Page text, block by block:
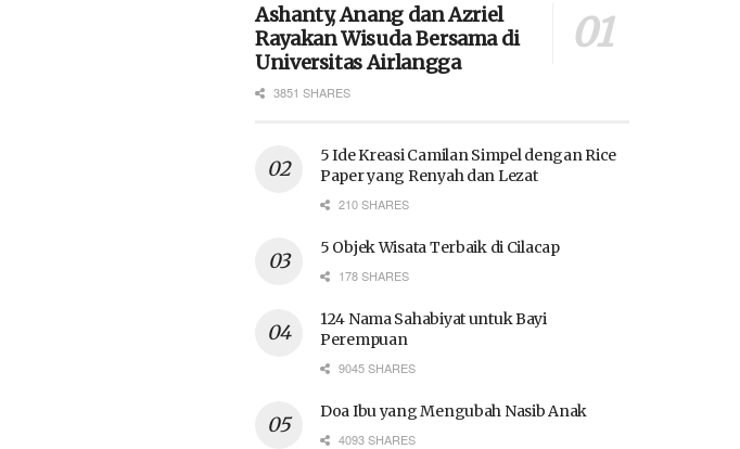
Ashanty, Anang dan Azriel
Rayakan Wisuda Bersama di
Universitas Airlangga
3851 SHARES
5 Ide Kreasi Camilan Simpel dengan Rice
Paper yang Renyah dan Lezat
210 SHARES
5 Objek Wisata Terbaik di Cilacap
178 SHARES
124 Nama Sahabiyat untuk Bayi
Perempuan
9045 SHARES
Doa Ibu yang Mengubah Nasib Anak
4093 SHARES